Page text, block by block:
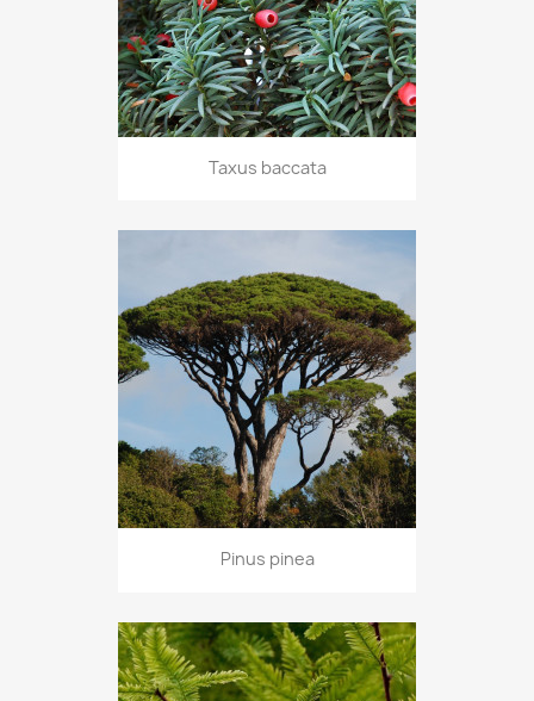
Taxus baccata
Pinus pinea